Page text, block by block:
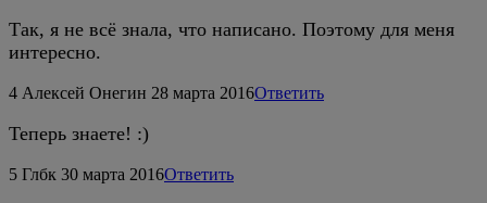
Так, я не всё знала, что написано. Поэтому для меня
интересно.
4 Алексей Онегин 28 марта 2016Ответить
Теперь знаете! :)
5 Глбк 30 марта 2016Ответить